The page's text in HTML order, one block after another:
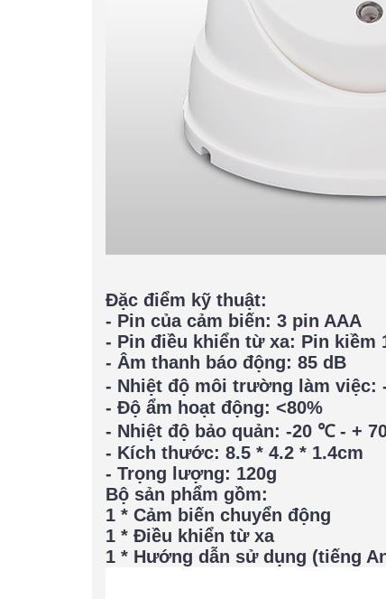
Đặc điểm kỹ thuật:
- Pin của cảm biến: 3 pin AAA
- Pin điều khiển từ xa: Pin kiềm
- Âm thanh báo động: 85 dB
- Nhiệt độ môi trường làm
- Độ ẩm hoạt động: <80%
- Nhiệt độ bảo quản: -20 ℃ - +
- Kích thước: 8.5 * 4.2 * 1.4cm
- Trọng lượng: 120g
Bộ sản phẩm gồm:
1 * Cảm biến chuyển động
1 * Điều khiển từ xa
1 * Hướng dẫn sử dụng (tiếng